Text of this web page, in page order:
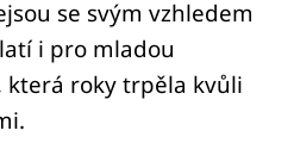
se svým vzhledem
i pro mladou
která roky trpěla kvůli